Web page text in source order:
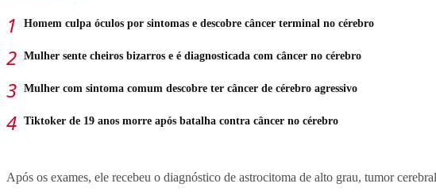
Homem culpa óculos por sintomas e descobre câncer terminal no cérebro
Mulher sente cheiros bizarros e é diagnosticada com câncer no cérebro
Mulher com sintoma comum descobre ter câncer de cérebro agressivo
Tiktoker de 19 anos morre após batalha contra câncer no cérebro
Após os exames, ele recebeu o diagnóstico de astrocitoma de alto grau, tumor